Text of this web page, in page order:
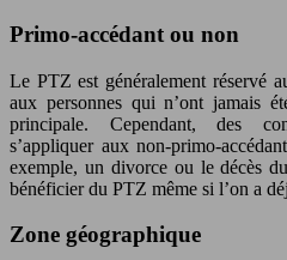
Primo-accédant ou non
Le PTZ est généralement réservé
aux personnes qui n’ont jamais
principale. Cependant, des
s’appliquer aux non-primo-
exemple, un divorce ou le décès
bénéficier du PTZ même si l’on a
Zone géographique